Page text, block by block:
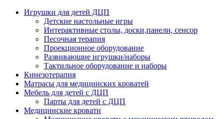
Игрушки для детей ДЦП
Детские настольные игры
Интерактивные столы, доски,панели, сенсор
Песочная терапия
Проекционное оборудование
Развивающие игрушки/наборы
Тактильное оборудование и наборы
Кинезотерапия
Матрасы для медицинских кроватей
Мебель для детей с ДЦП
Парты для детей с ДЦП
Медицинские кровати